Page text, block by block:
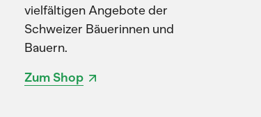
vielfältigen Angebote der
Schweizer Bäuerinnen und
Bauern.
Zum Shop